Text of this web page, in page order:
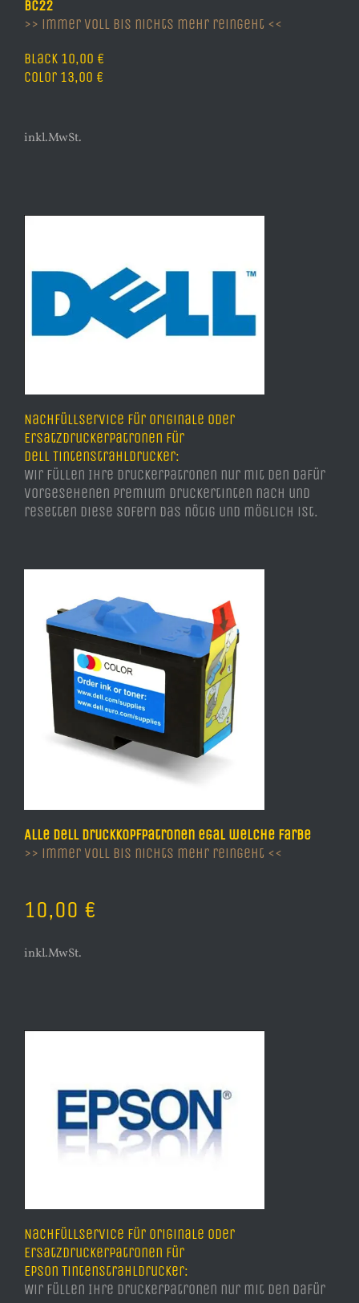
BC22
>> immer voll bis nichts mehr reingeht <<
Black 10,00 €
Color 13,00 €
inkl.MwSt.
Nachfüllservice für Originale oder
Ersatzdruckerpatronen für
Dell Tintenstrahldrucker:
Wir füllen Ihre Druckerpatronen nur mit den dafür
vorgesehenen Premium Druckertinten nach und
resetten diese sofern das nötig und möglich ist.
Alle Dell Druckkopfpatronen egal welche Farbe
>> immer voll bis nichts mehr reingeht <<
10,00 €
inkl.MwSt.
Nachfüllservice für Originale oder
Ersatzdruckerpatronen für
Epson Tintenstrahldrucker:
Wir füllen Ihre Druckerpatronen nur mit den dafür